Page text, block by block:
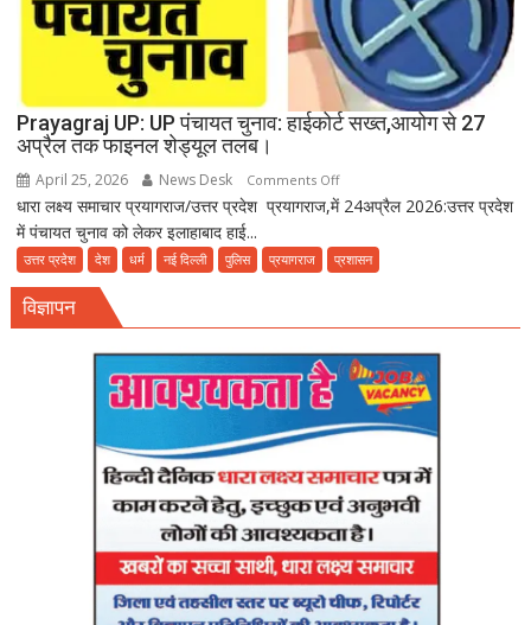
Prayagraj UP: UP पंचायत चुनाव: हाईकोर्ट सख्त,आयोग से 27
अप्रैल तक फाइनल शेड्यूल तलब।
April 25, 2026 News Desk Comments Offon
Prayagraj
UP
हाईकोर्ट
सख्त,आयोग
अप्रैल
फाइनल
शेड्यूल
तलब।
धारा लक्ष्य समाचार प्रयागराज/उत्तर प्रदेश प्रयागराज,में 24अप्रैल 2026:उत्तर प्रदेश
में पंचायत चुनाव को लेकर इलाहाबाद हाई...
उत्तर प्रदेश देश धर्म नई दिल्ली पुलिस प्रयागराज प्रशासन
विज्ञापन